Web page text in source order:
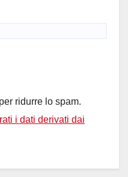
ridurre lo spam.
i dati derivati dai